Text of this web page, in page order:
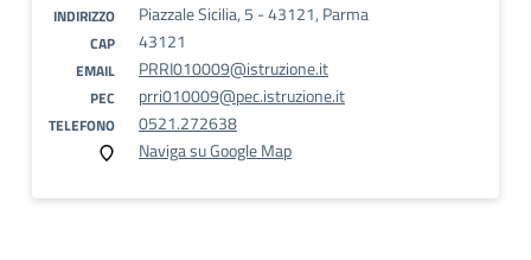
INDIRIZZO Piazzale Sicilia, 5 - 43121, Parma
CAP 43121
EMAIL PRRI010009@istruzione.it
PEC prri010009@pec.istruzione.it
TELEFONO
0521.272638
Naviga su Google Map